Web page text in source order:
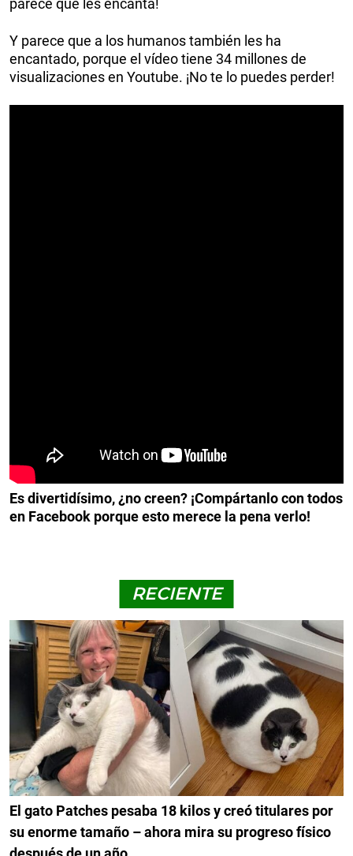
Y parece que a los humanos también les ha
encantado, porque el vídeo tiene 34 millones de
visualizaciones en Youtube. ¡No te lo puedes perder!
Es divertidísimo, ¿no creen? ¡Compártanlo con todos
en Facebook porque esto merece la pena verlo!
RECIENTE
El gato Patches pesaba 18 kilos y creó titulares por
su enorme tamaño – ahora mira su progreso físico